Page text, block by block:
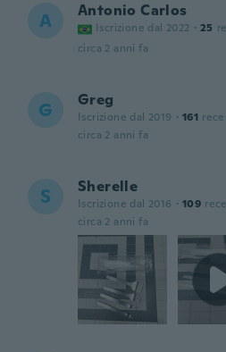
A Antonio Carlos
Iscrizione dal 2022 · 25
circa 2 anni fa
G Greg
Iscrizione dal 2019 · 161
circa 2 anni fa
S Sherelle
Iscrizione dal 2016 · 109
circa 2 anni fa